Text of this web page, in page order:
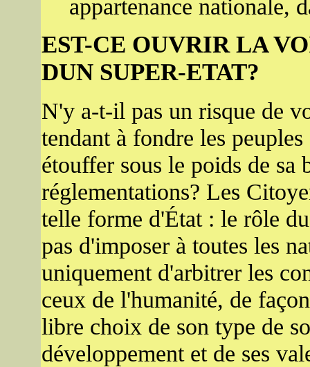
appartenance nationale,
EST-CE OUVRIR LA
DUN SUPER-ETAT?
N'y a-t-il pas un risque de
tendant à fondre les
étouffer sous le poids de sa
réglementations? Les
telle forme d'État : le rôle
pas d'imposer à toutes les
uniquement d'arbitrer les
ceux de l'humanité, de
libre choix de son type de
développement et de ses